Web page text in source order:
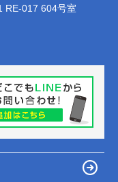
RE-017 604号室